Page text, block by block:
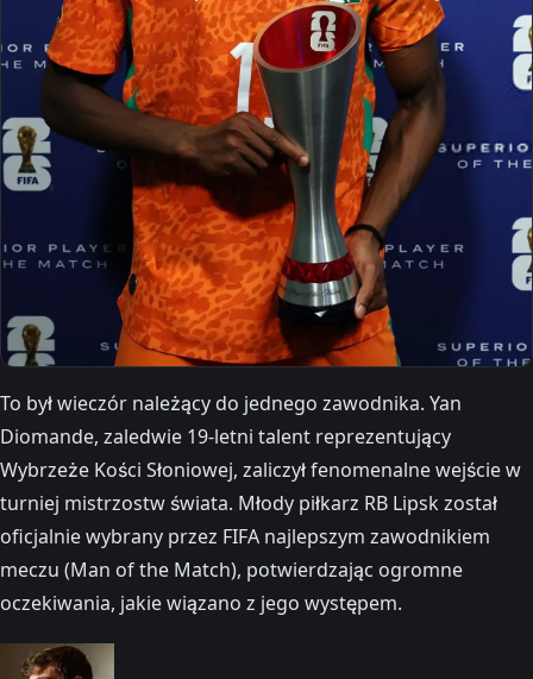
To był wieczór należący do jednego zawodnika. Yan
Diomande, zaledwie 19-letni talent reprezentujący
Wybrzeże Kości Słoniowej, zaliczył fenomenalne wejście w
turniej mistrzostw świata. Młody piłkarz RB Lipsk został
oficjalnie wybrany przez FIFA najlepszym zawodnikiem
meczu (Man of the Match), potwierdzając ogromne
oczekiwania, jakie wiązano z jego występem.